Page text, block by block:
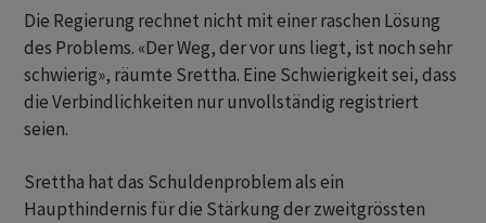
Die Regierung rechnet nicht mit einer raschen Lösung
des Problems. «Der Weg, der vor uns liegt, ist noch sehr
schwierig», räumte Srettha. Eine Schwierigkeit sei, dass
die Verbindlichkeiten nur unvollständig registriert
seien.
Srettha hat das Schuldenproblem als ein
Haupthindernis für die Stärkung der zweitgrössten